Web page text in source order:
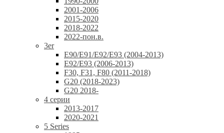
2001-2006
2015-2020
2018-2022
2022-пон.в.
3er
E90/E91/E92/E93 (2004-2013)
E92/E93 (2006-2013)
F30, F31, F80 (2011-2018)
G20 (2018-2023)
G20 2018-
4 серии
2013-2017
2020-2021
5 Series